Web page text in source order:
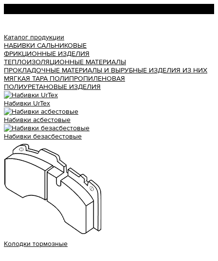
Каталог продукции
НАБИВКИ САЛЬНИКОВЫЕ
ФРИКЦИОННЫЕ ИЗДЕЛИЯ
ТЕПЛОИЗОЛЯЦИОННЫЕ МАТЕРИАЛЫ
ПРОКЛАДОЧНЫЕ МАТЕРИАЛЫ И ВЫРУБНЫЕ ИЗДЕЛИЯ ИЗ НИХ
МЯГКАЯ ТАРА ПОЛИПРОПИЛЕНОВАЯ
ПОЛИУРЕТАНОВЫЕ ИЗДЕЛИЯ
Набивки UrTex
Набивки асбестовые
Набивки безасбестовые
Колодки тормозные